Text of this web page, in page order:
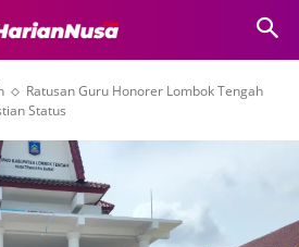
Ratusan Guru Honorer Lombok Tengah
Status